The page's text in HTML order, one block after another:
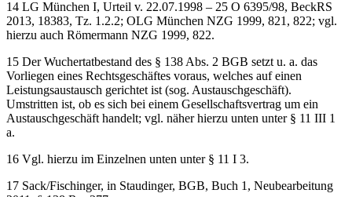
13 Vgl. hierzu im Einzelnen unten unter § 4 II 3.
14 LG München I, Urteil v. 22.07.1998 – 25 O 6395/98, BeckRS
hierzu auch Römermann NZG 1999, 822.
15 Der Wuchertatbestand des § 138 Abs. 2 BGB setzt u. a. das
Vorliegen eines Rechtsgeschäftes voraus, welches auf einen
Leistungsaustausch gerichtet ist (sog. Austauschgeschäft).
Umstritten ist, ob es sich bei einem Gesellschaftsvertrag um ein
a.
16 Vgl. hierzu im Einzelnen unten unter § 11 I 3.